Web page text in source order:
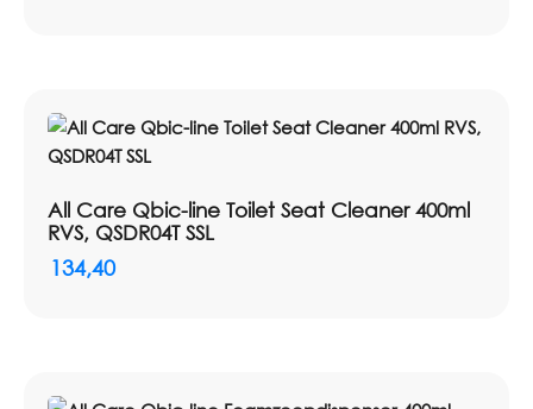
All Care Qbic-line Toilet Seat Cleaner 400ml
RVS, QSDR04T SSL
134,40